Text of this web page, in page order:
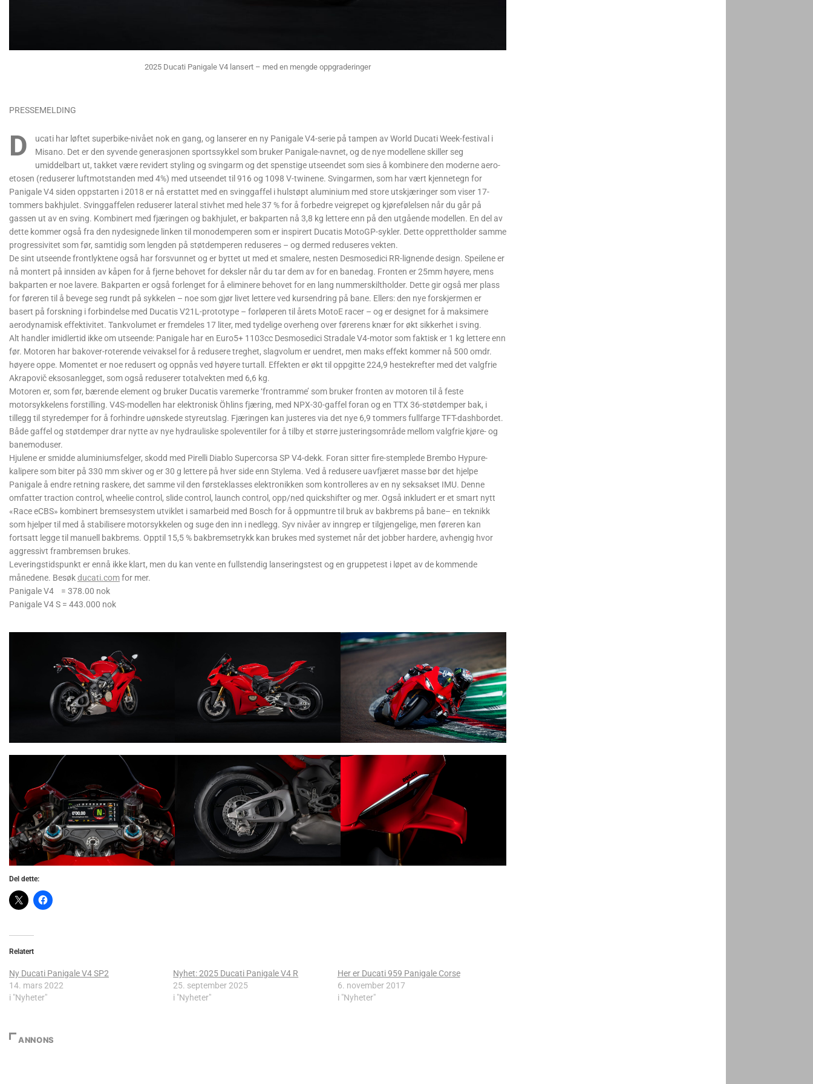
2025 Ducati Panigale V4 lansert – med en mengde oppgraderinger
PRESSEMELDING
D
ucati har løftet superbike-nivået nok en gang, og lanserer en ny Panigale V4-serie på tampen av World Ducati Week-festival i
Misano. Det er den syvende generasjonen sportssykkel som bruker Panigale-navnet, og de nye modellene skiller seg
umiddelbart ut, takket være revidert styling og svingarm og det spenstige utseendet som sies å kombinere den moderne aero-
etosen (reduserer luftmotstanden med 4%) med utseendet til 916 og 1098 V-twinene. Svingarmen, som har vært kjennetegn for
Panigale V4 siden oppstarten i 2018 er nå erstattet med en svinggaffel i hulstøpt aluminium med store utskjæringer som viser 17-
tommers bakhjulet. Svinggaffelen reduserer lateral stivhet med hele 37 % for å forbedre veigrepet og kjørefølelsen når du går på
gassen ut av en sving. Kombinert med fjæringen og bakhjulet, er bakparten nå 3,8 kg lettere enn på den utgående modellen. En del av
dette kommer også fra den nydesignede linken til monodemperen som er inspirert Ducatis MotoGP-sykler. Dette opprettholder samme
progressivitet som før, samtidig som lengden på støtdemperen reduseres – og dermed reduseres vekten.
De sint utseende frontlyktene også har forsvunnet og er byttet ut med et smalere, nesten Desmosedici RR-lignende design. Speilene er
nå montert på innsiden av kåpen for å fjerne behovet for deksler når du tar dem av for en banedag. Fronten er 25mm høyere, mens
bakparten er noe lavere. Bakparten er også forlenget for å eliminere behovet for en lang nummerskiltholder. Dette gir også mer plass
for føreren til å bevege seg rundt på sykkelen – noe som gjør livet lettere ved kursendring på bane. Ellers: den nye forskjermen er
basert på forskning i forbindelse med Ducatis V21L-prototype – forløperen til årets MotoE racer – og er designet for å maksimere
aerodynamisk effektivitet. Tankvolumet er fremdeles 17 liter, med tydelige overheng over førerens knær for økt sikkerhet i sving.
Alt handler imidlertid ikke om utseende: Panigale har en Euro5+ 1103cc Desmosedici Stradale V4-motor som faktisk er 1 kg lettere enn
før. Motoren har bakover-roterende veivaksel for å redusere treghet, slagvolum er uendret, men maks effekt kommer nå 500 omdr.
høyere oppe. Momentet er noe redusert og oppnås ved høyere turtall. Effekten er økt til oppgitte 224,9 hestekrefter med det valgfrie
Akrapovič eksosanlegget, som også reduserer totalvekten med 6,6 kg.
Motoren er, som før, bærende element og bruker Ducatis varemerke ‘frontramme’ som bruker fronten av motoren til å feste
motorsykkelens forstilling. V4S-modellen har elektronisk Öhlins fjæring, med NPX-30-gaffel foran og en TTX 36-støtdemper bak, i
tillegg til styredemper for å forhindre uønskede styreutslag. Fjæringen kan justeres via det nye 6,9 ​​tommers fullfarge TFT-dashbordet.
Både gaffel og støtdemper drar nytte av nye hydrauliske spoleventiler for å tilby et større justeringsområde mellom valgfrie kjøre- og
banemoduser.
Hjulene er smidde aluminiumsfelger, skodd med Pirelli Diablo Supercorsa SP V4-dekk. Foran sitter fire-stemplede Brembo Hypure-
kalipere som biter på 330 mm skiver og er 30 g lettere på hver side enn Stylema. Ved å redusere uavfjæret masse bør det hjelpe
Panigale å endre retning raskere, det samme vil den førsteklasses elektronikken som kontrolleres av en ny seksakset IMU. Denne
omfatter traction control, wheelie control, slide control, launch control, opp/ned quickshifter og mer. Også inkludert er et smart nytt
«Race eCBS» kombinert bremsesystem utviklet i samarbeid med Bosch for å oppmuntre til bruk av bakbrems på bane– en teknikk
som hjelper til med å stabilisere motorsykkelen og suge den inn i nedlegg. Syv nivåer av inngrep er tilgjengelige, men føreren kan
fortsatt legge til manuell bakbrems. Opptil 15,5 % bakbremsetrykk kan brukes med systemet når det jobber hardere, avhengig hvor
aggressivt frambremsen brukes.
Leveringstidspunkt er ennå ikke klart, men du kan vente en fullstendig lanseringstest og en gruppetest i løpet av de kommende
månedene. Besøkducati.comfor mer.
Panigale V4 = 378.00 nok
Panigale V4 S = 443.000 nok
Del dette:
Relatert
Ny Ducati Panigale V4 SP2
14. mars 2022
i "Nyheter"
Nyhet: 2025 Ducati Panigale V4 R
25. september 2025
i "Nyheter"
Her er Ducati 959 Panigale Corse
6. november 2017
i "Nyheter"
ANNONS